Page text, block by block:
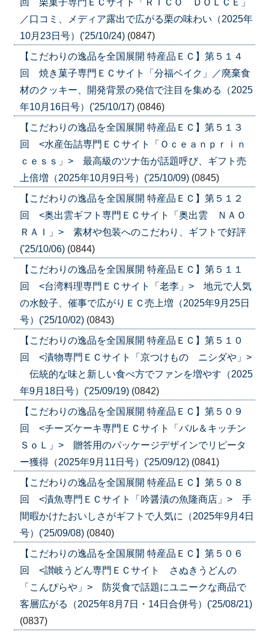
／口コミ、メディア露出で広がる栗の味わい（2025年
10月23日号）('25/10/24) (0847)
【こだわりの逸品を全国展開 特産品ＥＣ】第５１４
回 焼き菓子専門ＥＣサイト「分福ベイク」／廃棄食
材のクッキー、開発背景の発信で注目を集める（2025
年10月16日号）('25/10/17) (0846)
【こだわりの逸品を全国展開 特産品ＥＣ】第５１３
回 <水産缶詰専門ＥＣサイト「Ｏｃｅａｎｐｒｉｎ
ｃｅｓｓ」> 最高級のツナ缶が話題呼び、ギフト売
上倍増（2025年10月9日号）('25/10/09) (0845)
【こだわりの逸品を全国展開 特産品ＥＣ】第５１２
回 <奥出雲ギフト専門ＥＣサイト「奥出雲 ＮＡＯ
ＲＡＩ」> 素材や包装へのこだわり、ギフトで好評
('25/10/06) (0844)
【こだわりの逸品を全国展開 特産品ＥＣ】第５１１
回 <台湾料理専門ＥＣサイト「老李」> 地元で人気
の水餃子、催事で広がりＥＣ売上増（2025年9月25日
号）('25/10/02) (0843)
【こだわりの逸品を全国展開 特産品ＥＣ】第５１０
回 <漬物専門ＥＣサイト「京つけもの ニシダや」>
伝統的な味と新しい食べ方でファンを増やす（2025
年9月18日号）('25/09/19) (0842)
【こだわりの逸品を全国展開 特産品ＥＣ】第５０９
回 <チーズケーキ専門ＥＣサイト「バル＆キッチン
ＳｏＬ」> 贈答用のパッケージデザインでリピータ
ー獲得（2025年9月11日号）('25/09/12) (0841)
【こだわりの逸品を全国展開 特産品ＥＣ】第５０８
回 <漬魚専門ＥＣサイト「吟醤漬の魚隆商店」> 手
間暇かけたおいしさがギフトで人気に（2025年9月4日
号）('25/09/08) (0840)
【こだわりの逸品を全国展開 特産品ＥＣ】第５０６
回 <讃岐うどん専門ＥＣサイト さぬきうどんの
「こんぴらや」> 防災食で話題にユニークな商品で
客層広がる（2025年8月7日・14日合併号）('25/08/21)
(0837)